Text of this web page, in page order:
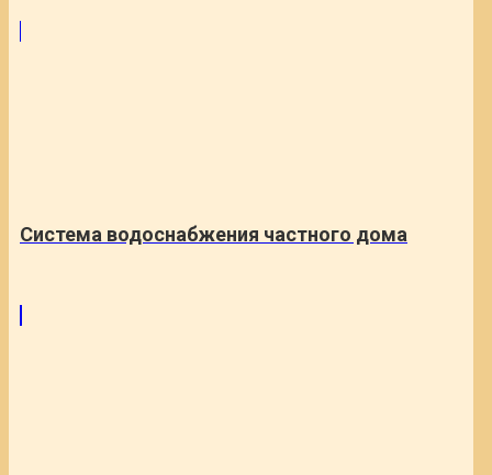
Система водоснабжения частного дома